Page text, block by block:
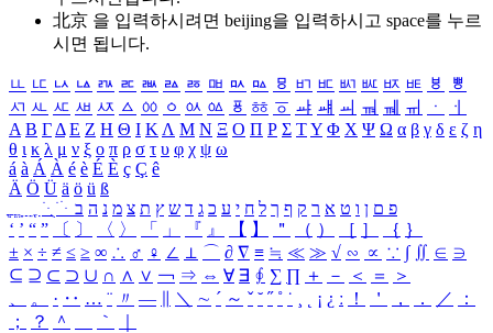
北京 을 입력하시려면 beijing을 입력하시고 space를 누르
시면 됩니다.
ㅥ ㅦ ㅧ ㅨ ㅩ ㅪ ㅫ ㅬ ㅭ ㅮ ㅯ ㅰ ㅱ ㅲ ㅳ ㅴ ㅵ ㅶ ㅷ ㅸ
ㅹ
ㅺ ㅻ ㅼ ㅽ ㅾ ㅿ ㆀ ㆁ ㆂ ㆃ ㆄ ㆅ ㆆ ㆇ ㆈ ㆉ ㆊ ㆋ ㆌ ㆍ
ㆎ
Α Β ΓΔ Ε Ζ Η Θ Ι ΚΛ Μ Ν Ξ Ο Π Ρ Σ ΤΥ Φ Χ Ψ Ω α β γ δ ε ζ η
θ ι κ λ μ ν ξ ο π ρ σ τ υ φ χ ψ ω
á à Á À é è É È ç Ç ê
Ä Ö Ü ä ö ü ß
ִֶֹ ֻּ ׁׂ פ ם ן ו ט א ר ק ף ך ל ח י ע כ ג ד ש ץ ת צ מ נ ה ב
‘ ’ “ ” 〔 〕 〈 〉 「 」 『 』 【 】 ＂ （ ） ［ ］ ｛ ｝
± × ÷ ≠ ≤ ≥ ∞ ∴ ♂ ♀ ∠ ⊥ ⌒ ∂ ∇ ≡ ≒ ≪ ≫ √ ∽ ∝ ∵ ∫ ∬ ∈ ∋
⊆ ⊇ ⊂ ⊃ ∪ ∩ ∧ ∨ ￢ ⇒ ⇔ ∀ ∃ ∮ ∑ ∏ ＋ － ＜ ＝
＞
、
。 · ‥ … ¨ 〃 ― ＼ ∼ ´ ～ ˇ ˘ ˝ ˚ ˙ ¸ ¡ ¿ ː ！ ＇ ， ． ／
：
；
？ ＾ ｀